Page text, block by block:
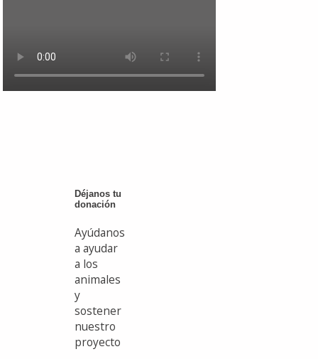
Déjanos tu
donación
Ayúdanos
a ayudar
a los
animales
y
sostener
nuestro
proyecto